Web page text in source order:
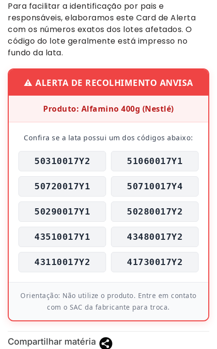
Para facilitar a identificação por pais e
responsáveis, elaboramos este Card de Alerta
com os números exatos dos lotes afetados. O
código do lote geralmente está impresso no
fundo da lata.
⚠️ ALERTA DE RECOLHIMENTO ANVISA
Produto: Alfamino 400g (Nestlé)
Confira se a lata possui um dos códigos abaixo:
50310017Y2 51060017Y1
50720017Y1 50710017Y4
50290017Y1 50280017Y2
43510017Y1 43480017Y2
43110017Y2 41730017Y2
Orientação: Não utilize o produto. Entre em contato
com o SAC da fabricante para troca.
Compartilhar matéria